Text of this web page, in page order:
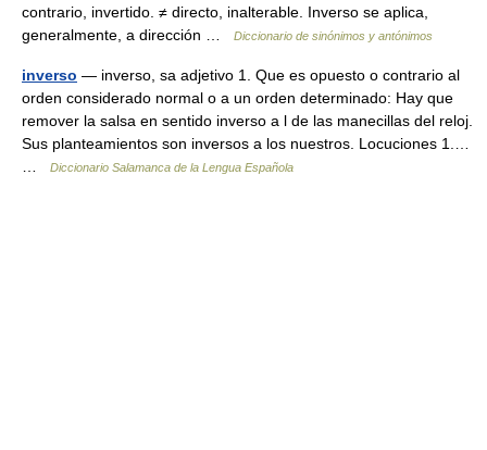
contrario, invertido. ≠ directo, inalterable. Inverso se aplica,
generalmente, a dirección …
Diccionario de sinónimos y antónimos
inverso — inverso, sa adjetivo 1. Que es opuesto o contrario al
orden considerado normal o a un orden determinado: Hay que
remover la salsa en sentido inverso a l de las manecillas del reloj.
Sus planteamientos son inversos a los nuestros. Locuciones 1.…
…
Diccionario Salamanca de la Lengua Española